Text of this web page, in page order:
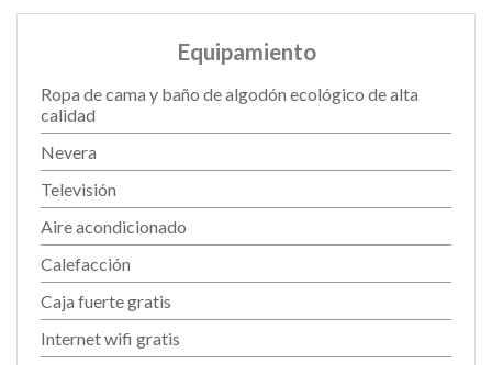
Equipamiento
Ropa de cama y baño de algodón ecológico de alta
calidad
Nevera
Televisión
Aire acondicionado
Calefacción
Caja fuerte gratis
Internet wifi gratis